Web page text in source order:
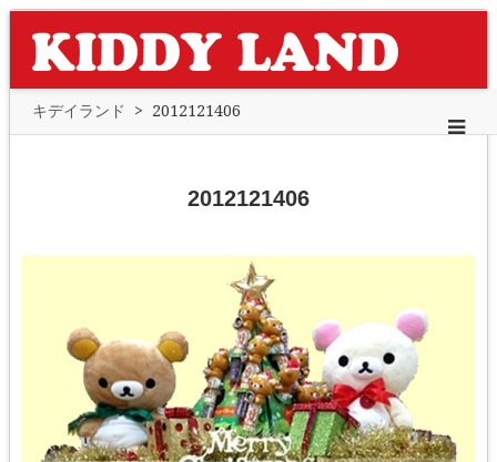
キデイランド > 2012121406
2012121406